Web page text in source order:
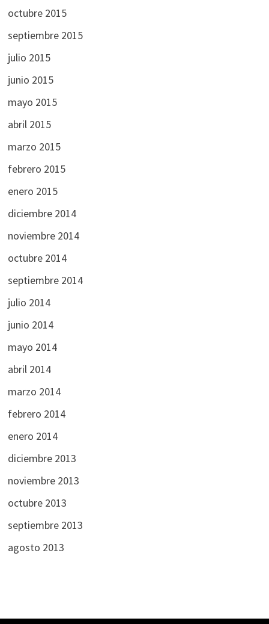
octubre 2015
septiembre 2015
julio 2015
junio 2015
mayo 2015
abril 2015
marzo 2015
febrero 2015
enero 2015
diciembre 2014
noviembre 2014
octubre 2014
septiembre 2014
julio 2014
junio 2014
mayo 2014
abril 2014
marzo 2014
febrero 2014
enero 2014
diciembre 2013
noviembre 2013
octubre 2013
septiembre 2013
agosto 2013